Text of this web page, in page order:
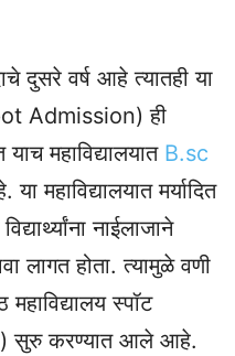
दुसरे वर्ष आहे त्यातही या
Admission) ही
महाविद्यालयात B.sc
महाविद्यालयात मर्यादित
नाईलाजाने
लागत होता. त्यामुळे वणी
स्पॉट
सुरु करण्यात आले आहे.